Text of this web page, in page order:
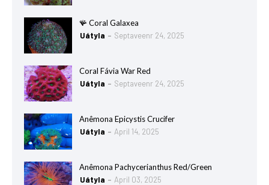
🪸 Coral Galaxea
Uátyla
Septaveenr 24, 2025
Coral Fávia War Red
Uátyla
Septaveenr 24, 2025
Anêmona Epicystis Crucifer
Uátyla
April 14, 2025
Anêmona Pachycerianthus Red/Green
Uátyla
April 03, 2025